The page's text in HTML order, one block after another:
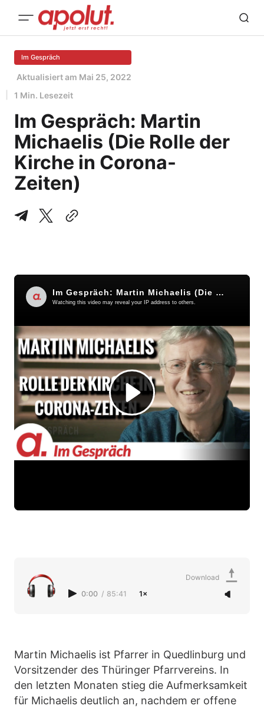
Im Gespräch
Aktualisiert am Mai 25, 2022
1 Min. Lesezeit
Im Gespräch: Martin
Michaelis (Die Rolle der
Kirche in Corona-
Zeiten)
0:00 / 85:41 1×
Download
Martin Michaelis ist Pfarrer in Quedlinburg und
Vorsitzender des Thüringer Pfarrvereins. In
den letzten Monaten stieg die Aufmerksamkeit
für Michaelis deutlich an, nachdem er offene